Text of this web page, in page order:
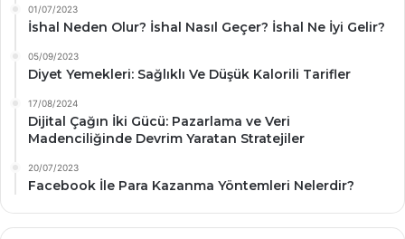
01/07/2023
İshal Neden Olur? İshal Nasıl Geçer? İshal Ne İyi Gelir?
05/09/2023
Diyet Yemekleri: Sağlıklı Ve Düşük Kalorili Tarifler
17/08/2024
Dijital Çağın İki Gücü: Pazarlama ve Veri
Madenciliğinde Devrim Yaratan Stratejiler
20/07/2023
Facebook İle Para Kazanma Yöntemleri Nelerdir?